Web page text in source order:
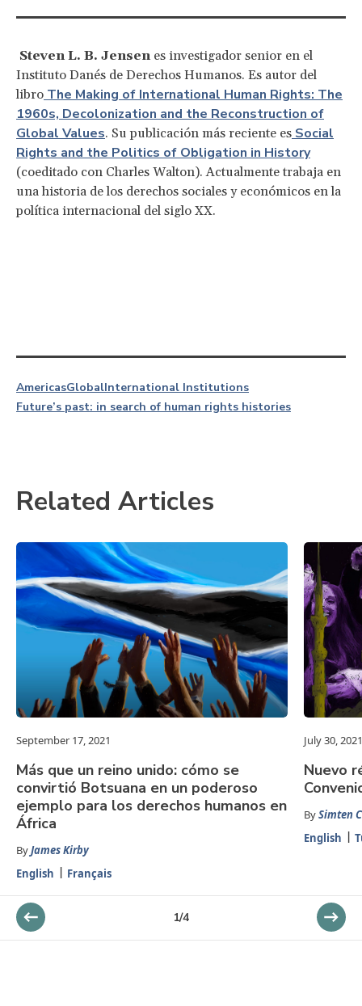
Steven L. B. Jensen es investigador senior en el
Instituto Danés de Derechos Humanos. Es autor del
libro The Making of International Human Rights: The
1960s, Decolonization and the Reconstruction of
Global Values. Su publicación más reciente es Social
Rights and the Politics of Obligation in History
(coeditado con Charles Walton). Actualmente trabaja en
una historia de los derechos sociales y económicos en la
política internacional del siglo XX.
AmericasGlobalInternational Institutions
Future’s past: in search of human rights histories
Related Articles
September 17, 2021
Más que un reino unido: cómo se
convirtió Botsuana en un poderoso
ejemplo para los derechos humanos en
África
ByJames Kirby
English
Français
July 30, 2021
Nuevo
BySimten
English
1/4